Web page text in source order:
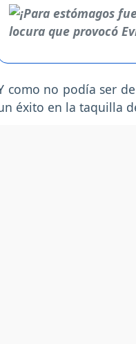
como no podía ser
éxito en la taquilla